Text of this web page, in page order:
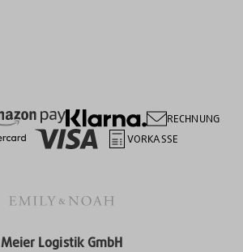
RECHNUNG
VORKASSE
Meier Logistik GmbH